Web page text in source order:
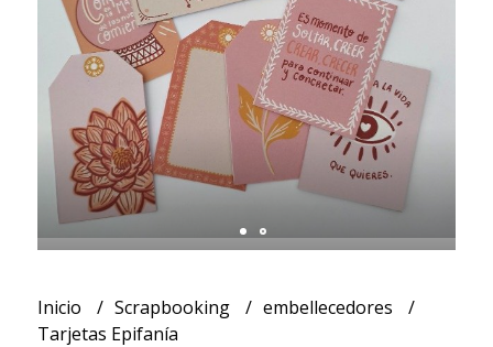
Inicio Scrapbooking
embellecedores
Tarjetas Epifanía